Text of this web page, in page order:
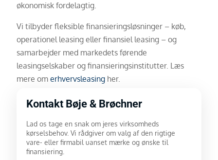
økonomisk fordelagtig.
Vi tilbyder fleksible finansieringsløsninger – køb,
operationel leasing eller finansiel leasing – og
samarbejder med markedets førende
leasingselskaber og finansieringsinstitutter. Læs
mere om erhvervsleasingher.
Kontakt Bøje & Brøchner
Lad os tage en snak om jeres virksomheds
kørselsbehov. Vi rådgiver om valg af den rigtige
vare- eller firmabil uanset mærke og ønske til
finansiering.